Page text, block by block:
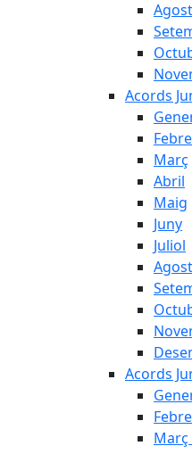
Agost
Acords
Març
Abril
Maig
Juny
Juliol
Agost
Acords
Març